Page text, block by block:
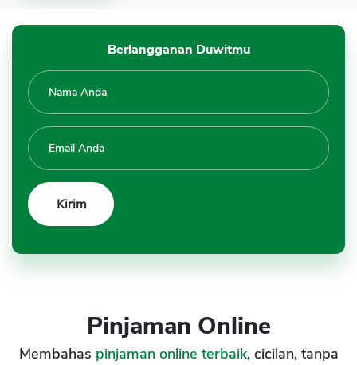
Berlangganan Duwitmu
Pinjaman Online
Membahas pinjaman online terbaik, cicilan, tanpa